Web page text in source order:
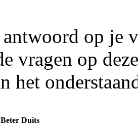
op je
vragen op
het
Duits